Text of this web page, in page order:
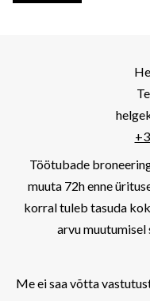
Töötubade
muuta 72h enne
korral tuleb tasuda
arvu muutumisel
Me ei saa võtta